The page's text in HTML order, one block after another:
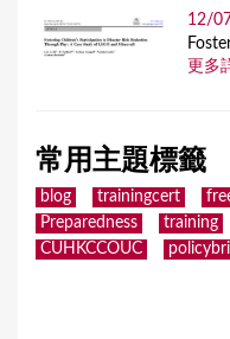
12/
更多
常用主題標籤
blog trainingcert
Preparedness
training
CUHKCCOUC